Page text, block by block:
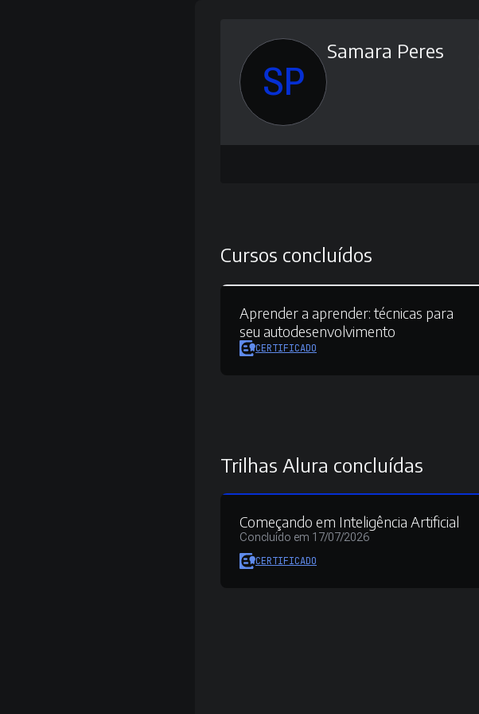
SP
Samara Peres
Cursos concluídos
Aprender a aprender:técnicas para
seu autodesenvolvimento
CERTIFICADO
Trilhas Alura concluídas
Começando em Inteligência Artificial
Concluído em 17/07/2026
CERTIFICADO